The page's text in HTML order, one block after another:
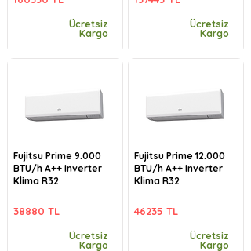
Ücretsiz
Kargo
Fujitsu Prime 9.000
BTU/h A++ Inverter
Klima R32
38880 TL
Ücretsiz
Kargo
Ücretsiz
Kargo
Fujitsu Prime 12.000
BTU/h A++ Inverter
Klima R32
46235 TL
Ücretsiz
Kargo